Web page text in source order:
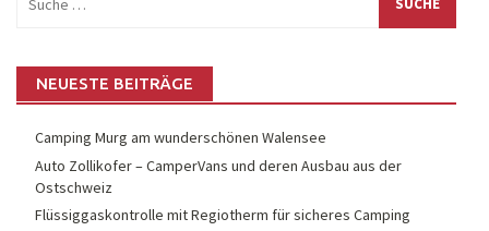
nach:
NEUESTE BEITRÄGE
Camping Murg am wunderschönen Walensee
Auto Zollikofer – CamperVans und deren Ausbau aus der
Ostschweiz
Flüssiggaskontrolle mit Regiotherm für sicheres Camping